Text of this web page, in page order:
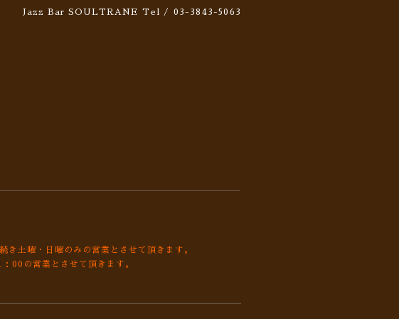
Jazz Bar SOULTRANE Tel / 03-3843-5063
土曜・日曜のみの営業とさせて頂きます。
00の営業とさせて頂きます。